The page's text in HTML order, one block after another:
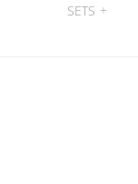
SETS +